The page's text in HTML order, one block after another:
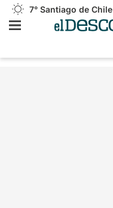
7° Santiago de Chile